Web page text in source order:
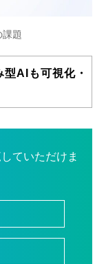
題
AIも可視化・
ていただけま